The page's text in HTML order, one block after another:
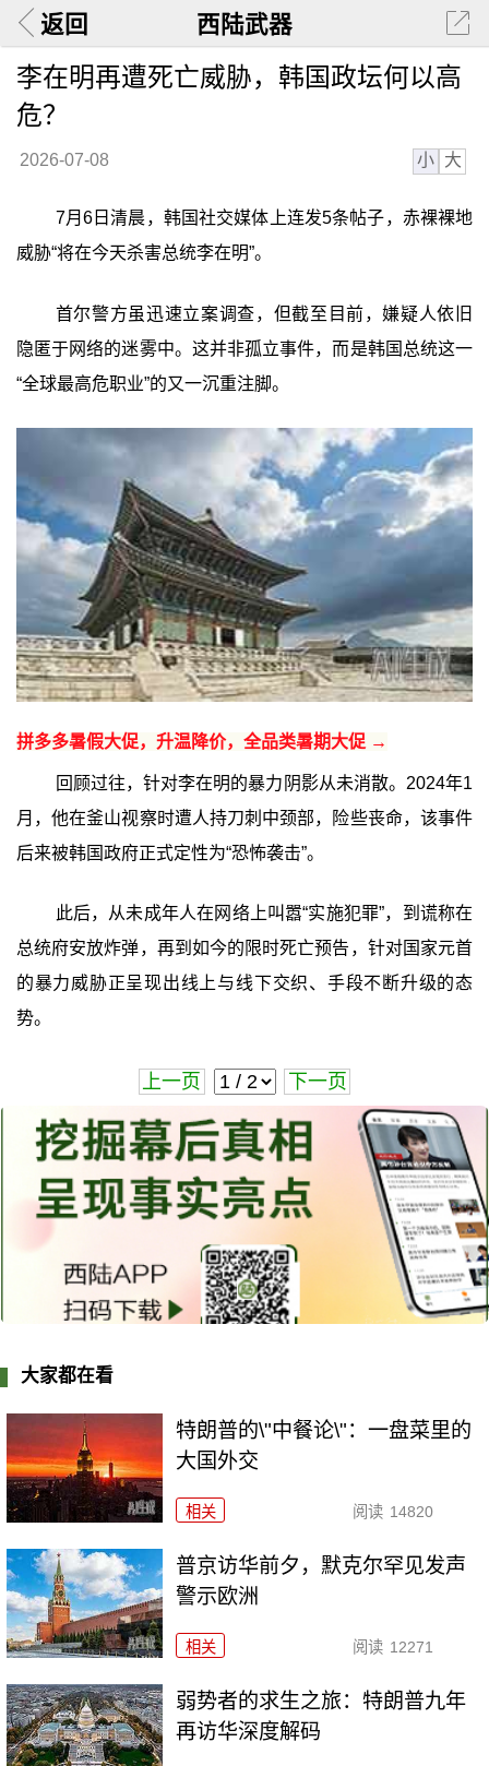
返回 西陆武器
李在明再遭死亡威胁，韩国政坛何以高
危？
2026-07-08 小 大
7月6日清晨，韩国社交媒体上连发5条帖子，赤裸裸地
威胁“将在今天杀害总统李在明”。
首尔警方虽迅速立案调查，但截至目前，嫌疑人依旧
隐匿于网络的迷雾中。这并非孤立事件，而是韩国总统这一
“全球最高危职业”的又一沉重注脚。
拼多多暑假大促，升温降价，全品类暑期大促 →
回顾过往，针对李在明的暴力阴影从未消散。2024年1
月，他在釜山视察时遭人持刀刺中颈部，险些丧命，该事件
后来被韩国政府正式定性为“恐怖袭击”。
此后，从未成年人在网络上叫嚣“实施犯罪”，到谎称在
总统府安放炸弹，再到如今的限时死亡预告，针对国家元首
的暴力威胁正呈现出线上与线下交织、手段不断升级的态
势。
上一页 下一页
大家都在看
特朗普的\"中餐论\"：一盘菜里的
大国外交
相关 阅读 14820
普京访华前夕，默克尔罕见发声
警示欧洲
相关 阅读 12271
弱势者的求生之旅：特朗普九年
再访华深度解码